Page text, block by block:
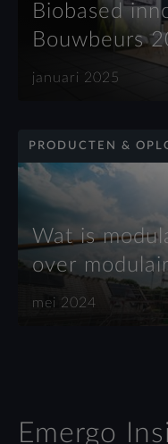
Biobased
Bouwbeurs
januari 2025
PRODUCTEN &
Wat is
over
mei 2024
Emergo